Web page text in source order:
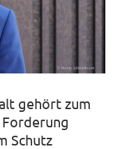
gehört zum
Schutz